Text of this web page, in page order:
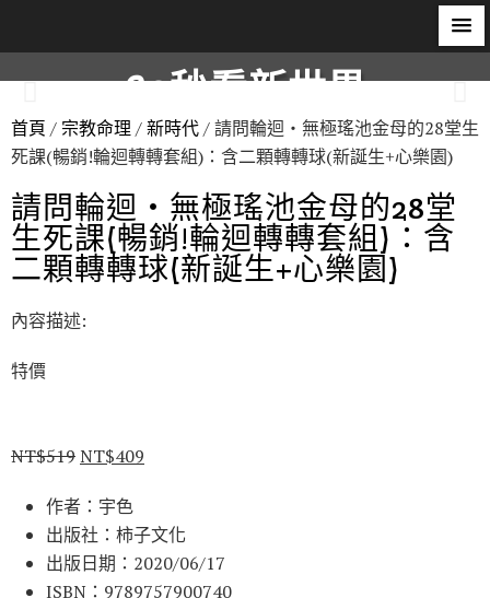
60秒看新世界
柿子文化
首頁 / 宗教命理 /新時代/ 請問輪迴‧無極瑤池金母的28堂生
死課(暢銷!輪迴轉轉套組)：含二顆轉轉球(新誕生+心樂園)
請問輪迴‧無極瑤池金母的28堂
生死課(暢銷!輪迴轉轉套組)：含
二顆轉轉球(新誕生+心樂園)
內容描述:
特價
NT$519NT$409
作者：宇色
出版社：柿子文化
出版日期：2020/06/17
ISBN：9789757900740